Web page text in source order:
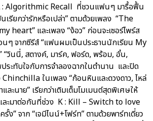
: Algorithmic Recall ที่ชวนแฟนๆ มารื้อฟื้น
นเรียกว่ารักหรือเปล่า” ตามด้วยเพลง “The
heart” และเพลง “ง้อว” ก่อนจะเซอร์ไพร์ส
ๆ จากซีรีส์ “แฟนผมเป็นประธานนักเรียน My
วินนี่, สตางค์, มาร์ค, ฟอร์ด, พร้อม, อั๋น,
ระทับใจกับการจำลองฉากในตำนาน และปิด
ในเพลง “ก้อนหินและดวงดาว, ไหล่
และนาย” เรียกว่าเติมเต็มโมเมนต์สุดพิเศษให้
ละมาต่อกันที่ช่วง K : Kill – Switch to love
รั้ง” จาก “เจมีไนน์+โฟร์ท” ตามด้วยพาร์ทเดี่ยว